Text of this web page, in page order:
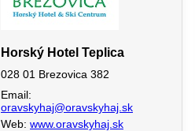
Horský Hotel Teplica
028 01 Brezovica 382
Email:
oravskyhaj@oravskyhaj.sk
Web: www.oravskyhaj.sk